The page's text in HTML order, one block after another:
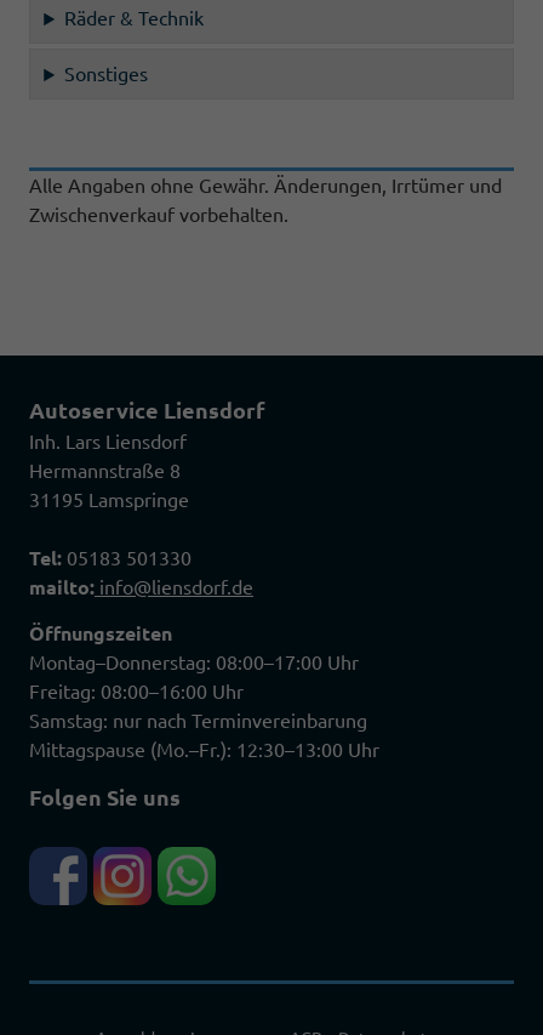
Räder & Technik
Sonstiges
Alle Angaben ohne Gewähr. Änderungen, Irrtümer und
Zwischenverkauf vorbehalten.
Autoservice Liensdorf
Inh. Lars Liensdorf
Hermannstraße 8
31195 Lamspringe
Tel: 05183 501330
mailto: info@liensdorf.de
Öffnungszeiten
Montag–Donnerstag: 08:00–17:00 Uhr
Freitag: 08:00–16:00 Uhr
Samstag: nur nach Terminvereinbarung
Mittagspause (Mo.–Fr.): 12:30–13:00 Uhr
Folgen Sie uns